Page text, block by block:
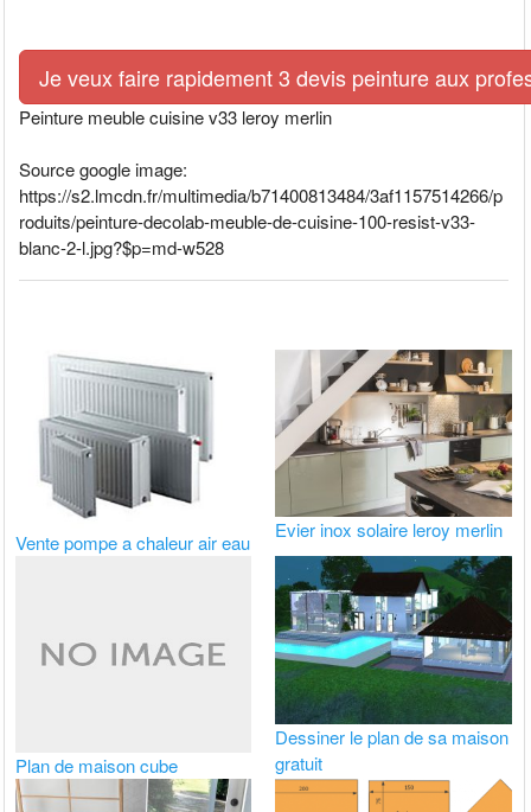
Je veux faire rapidement 3 devis peinture aux
Peinture meuble cuisine v33 leroy merlin
Source google image:
https://s2.lmcdn.fr/multimedia/b71400813484/3af1157514266/p
roduits/peinture-decolab-meuble-de-cuisine-100-resist-v33-
blanc-2-l.jpg?$p=md-w528
Vente pompe a chaleur air eau
Evier inox solaire leroy merlin
Plan de maison cube
Dessiner le plan de sa maison
gratuit